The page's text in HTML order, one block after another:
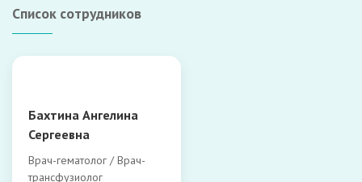
Список сотрудников
Бахтина Ангелина
Сергеевна
Врач-гематолог / Врач-
трансфузиолог